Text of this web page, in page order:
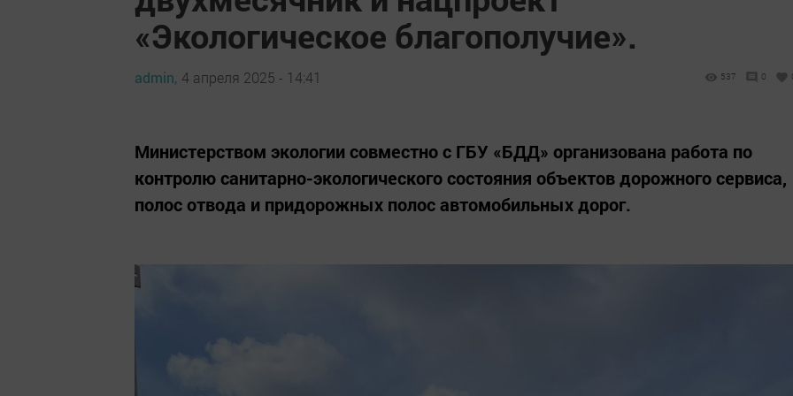
«Экологическое благополучие».
admin, 4 апреля 2025 - 14:41 537 0
Министерством экологии совместно с ГБУ «БДД» организована работа по
контролю санитарно-экологического состояния объектов дорожного сервиса,
полос отвода и придорожных полос автомобильных дорог.